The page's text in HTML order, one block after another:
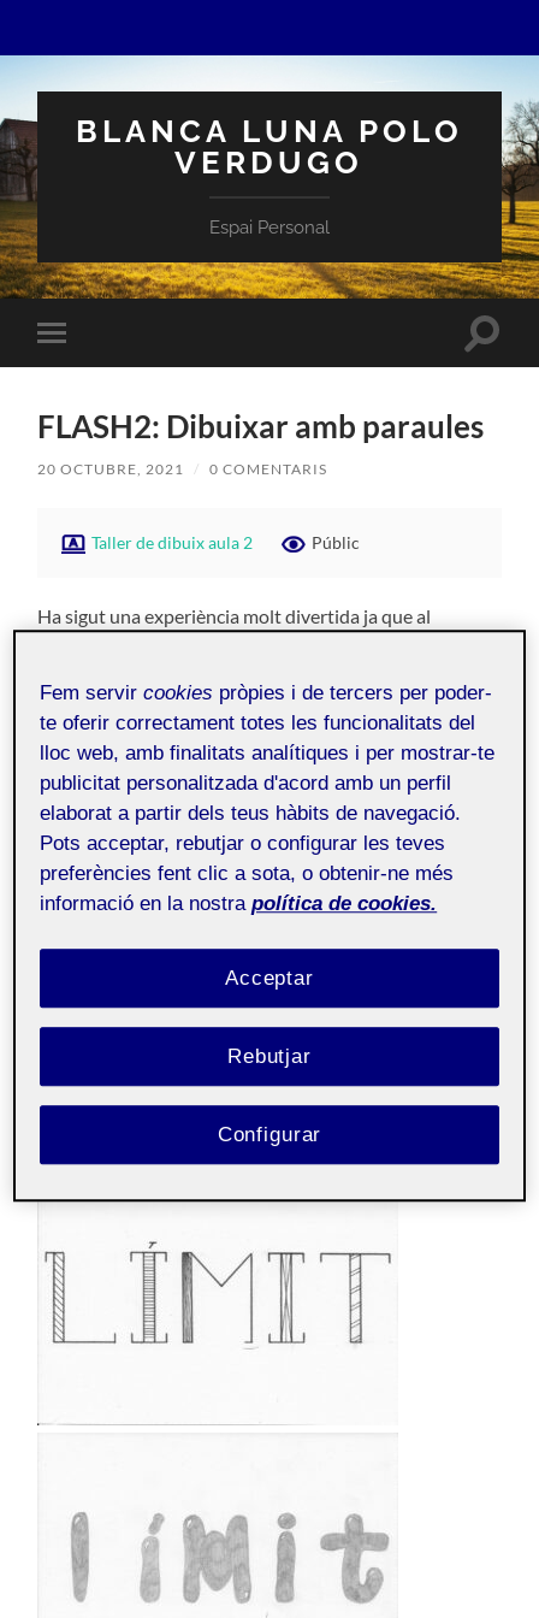
BLANCA LUNA POLO
VERDUGO
Espai Personal
Toggle
mobile
Toggle
FLASH2: Dibuixar amb paraules
20 OCTUBRE, 2021 / 0 COMENTARIS
Taller de dibuix aula 2 Públic
Ha sigut una experiència molt divertida ja que al
He representat la paraula tal qual en tots els cassos,
únicament variant la tipografia utilitzada perquè
considero que és només una paraula i no hi ha res que la
representi. El límit ens el marquem nosaltres mateixos i
aquest representa fins a quin punt estem disposats a
lluitar i a sacrificar per aconseguir un objectiu.
Fem servircookies pròpies i de tercers per poder-
te oferir correctament totes les funcionalitats del
lloc web, amb finalitats analítiques i per mostrar-te
publicitat personalitzada d'acord amb un perfil
elaborat a partir dels teus hàbits de navegació.
Pots acceptar, rebutjar o configurar les teves
preferències fent clic a sota, o obtenir-ne més
informació en la nostra política de cookies.
Rebutjar
Acceptar
Configurar